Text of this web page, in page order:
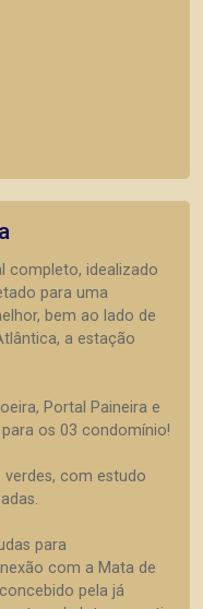
completo, idealizado
para uma
bem ao lado de
a estação
Portal Paineira e
os 03 condomínio!
verdes, com estudo
para
com a Mata de
pela já